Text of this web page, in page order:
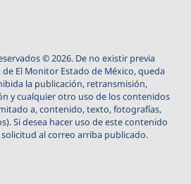
© 2026. De no existir previa
El Monitor Estado de México, queda
la publicación, retransmisión,
y cualquier otro uso de los contenidos
a, contenido, texto, fotografías,
Si desea hacer uso de este contenido
al correo arriba publicado.